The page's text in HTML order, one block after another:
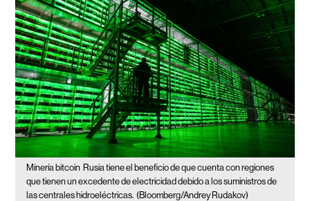
Minería bitcoin Rusia tiene el beneficio de que cuenta con regiones
que tienen un excedente de electricidad debido a los suministros de
las centrales hidroeléctricas. (Bloomberg/Andrey Rudakov)